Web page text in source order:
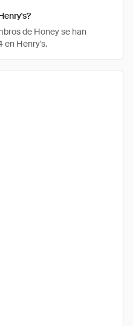
de Honey se han
en Henry's.